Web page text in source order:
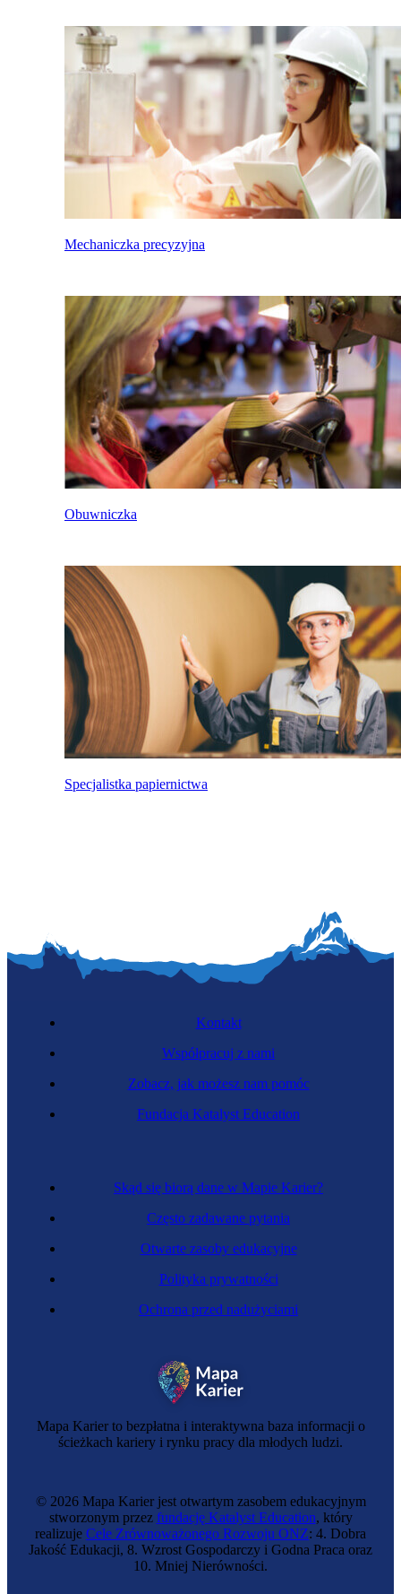
Mechaniczka precyzyjna
Obuwniczka
Specjalistka papiernictwa
Mapa Karier to bezpłatna i interaktywna baza informacji o
ścieżkach kariery i rynku pracy dla młodych ludzi.
Skąd się biorą dane w Mapie Karier?
Często zadawane pytania
Otwarte zasoby edukacyjne
Polityka prywatności
Ochrona przed nadużyciami
Kontakt
Współpracuj z nami
Zobacz, jak możesz nam pomóc
Fundacja Katalyst Education
© 2026 Mapa Karier jest otwartym zasobem edukacyjnym
stworzonym przez fundację Katalyst Education, który
realizuje Cele Zrównoważonego Rozwoju ONZ: 4. Dobra
Jakość Edukacji, 8. Wzrost Gospodarczy i Godna Praca oraz
10. Mniej Nierówności.